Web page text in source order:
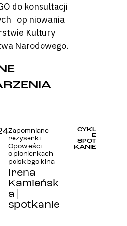
do konsultacji
i opiniowania
Kultury
Narodowego.
Zapomniane
reżyserki.
Opowieści
o pionierkach
polskiego kina
Irena
Kamieńsk
a |
spotkanie
CYKL
E
SPOT
KANIE